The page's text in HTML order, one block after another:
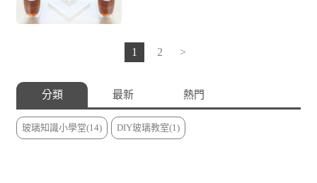
1 2 >
分類 最新 熱門
玻璃知識小學堂(14) DIY玻璃教室(1)